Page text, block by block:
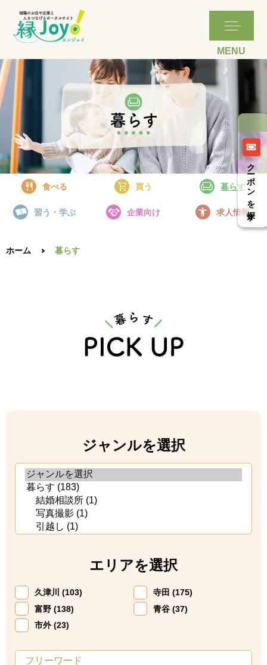
クーポンを探す
食べる 買う 暮らす
習う・学ぶ 企業向け 求人情報
ホーム 暮らす
ジャンルを選択
エリアを選択
久津川 (103)
寺田 (175)
富野 (138)
青谷 (37)
市外 (23)
詳細はこちら